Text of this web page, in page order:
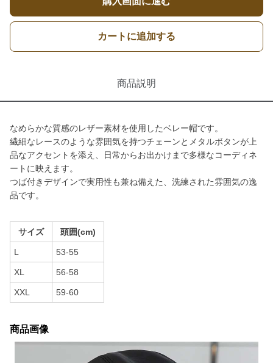
カートに追加する
商品説明
なめらかな質感のレザー素材を使用したベレー帽です。
繊細なレースのような雰囲気を持つチェーンとメタルボタンが上
品なアクセントを添え、日常からお出かけまで多様なコーディネ
ートに映えます。
つば付きデザインで実用性も兼ね備えた、洗練された雰囲気の逸
品です。
サイズ 頭囲(cm)
L 53-55
XL 56-58
XXL 59-60
商品画像